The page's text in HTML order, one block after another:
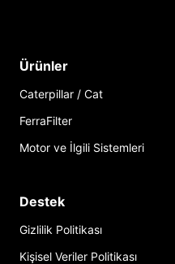
Ürünler
Caterpillar / Cat
FerraFilter
Motor ve İlgili Sistemleri
Destek
Gizlilik Politikası
Kişisel Veriler Politikası